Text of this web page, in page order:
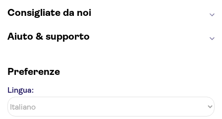
Consigliate da noi
Aiuto & supporto
Preferenze
Lingua: